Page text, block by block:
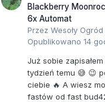
Blackberry
6x Automat
Przez Wesoły
Opublikowano 14
Już sobie
tydzień temu 😅 😉
ciebie 🔥 A wiesz
fastów od fast